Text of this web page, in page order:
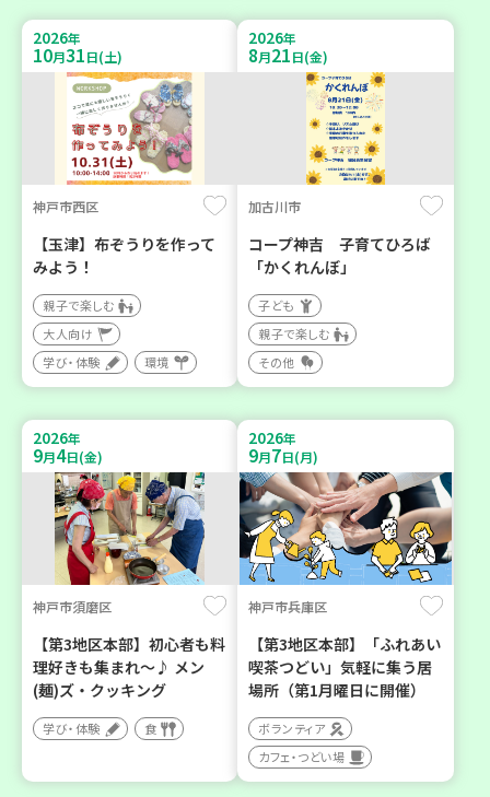
2026年
10月31日(土)
神戸市西区
【玉津】布ぞうりを作って
みよう！
親子で楽しむ
大人向け
学び・体験
環境
2026年
8月21日(金)
加古川市
コープ神吉 子育てひろば
「かくれんぼ」
子ども
親子で楽しむ
その他
2026年
9月4日(金)
神戸市須磨区
【第3地区本部】初心者も料
理好きも集まれ～♪ メン
(麺)ズ・クッキング
学び・体験 食
2026年
9月7日(月)
神戸市兵庫区
【第3地区本部】「ふれあい
喫茶つどい」気軽に集う居
場所（第1月曜日に開催）
ボランティア
カフェ・つどい場